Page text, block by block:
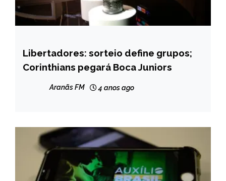
ESPORTES
NOTÍCIAS
Libertadores: sorteio define grupos;
Corinthians pegará Boca Juniors
Aranãs FM 4 anos ago